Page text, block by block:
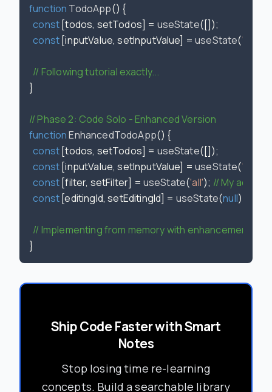
function TodoApp() {
const [todos, setTodos] = useState([]);
const [inputValue, setInputValue] = useState(''
// Following tutorial exactly...
}
// Phase 2: Code Solo - Enhanced Version
function EnhancedTodoApp() {
const [todos, setTodos] = useState([]);
const [inputValue, setInputValue] = useState(''
const [filter, setFilter] = useState('all'); // My addition
const [editingId, setEditingId] = useState(null);
// Implementing from memory with enhancements...
Ship Code Faster with Smart
Notes
Stop losing time re-learning
concepts. Build a searchable library